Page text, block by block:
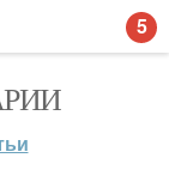
5